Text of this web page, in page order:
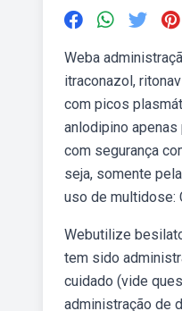
Weba
itraconazol,
com picos
anlodipino
com segurança
seja, somente
uso de multidose:
Webutilize
tem sido
cuidado (vide
administração de